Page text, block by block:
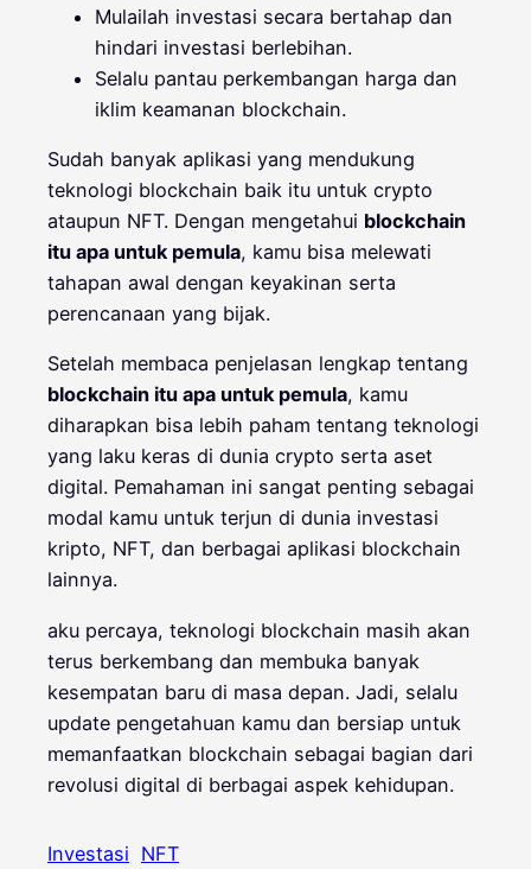
Mulailah investasi secara bertahap dan
hindari investasi berlebihan.
Selalu pantau perkembangan harga dan
iklim keamanan blockchain.
Sudah banyak aplikasi yang mendukung
teknologi blockchain baik itu untuk crypto
ataupun NFT. Dengan mengetahui blockchain
itu apa untuk pemula, kamu bisa melewati
tahapan awal dengan keyakinan serta
perencanaan yang bijak.
Setelah membaca penjelasan lengkap tentang
blockchain itu apa untuk pemula, kamu
diharapkan bisa lebih paham tentang teknologi
yang laku keras di dunia crypto serta aset
digital. Pemahaman ini sangat penting sebagai
modal kamu untuk terjun di dunia investasi
kripto, NFT, dan berbagai aplikasi blockchain
lainnya.
aku percaya, teknologi blockchain masih akan
terus berkembang dan membuka banyak
kesempatan baru di masa depan. Jadi, selalu
update pengetahuan kamu dan bersiap untuk
memanfaatkan blockchain sebagai bagian dari
revolusi digital di berbagai aspek kehidupan.
Investasi NFT